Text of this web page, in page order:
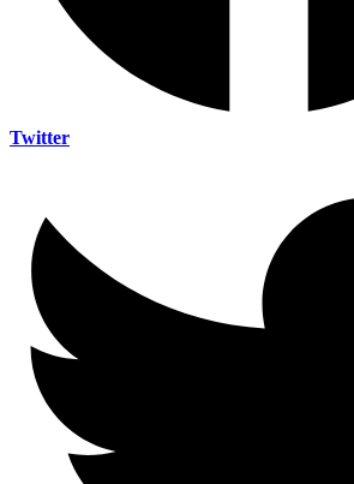
Twitter